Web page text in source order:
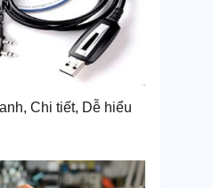
Chi tiết, Dễ hiểu